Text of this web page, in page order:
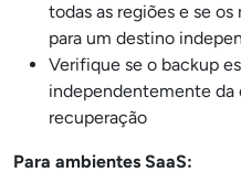
todas as regiões e se
para um destino
Verifique se o backup
independentemente da
recuperação
Para ambientes SaaS: